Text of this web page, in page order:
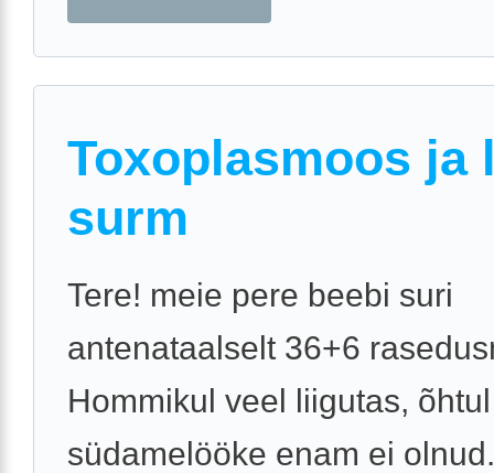
Toxoplasmoos ja
surm
Tere! meie pere beebi suri
antenataalselt 36+6
Hommikul veel liigutas, õhtul
südamelööke enam ei